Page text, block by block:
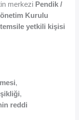
merkezi Pendik /
Kurulu
yetkili kişisi
,
,
reddi